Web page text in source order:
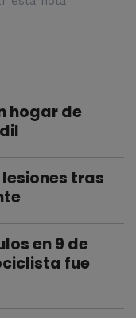
hogar de
tras
en 9 de
fue